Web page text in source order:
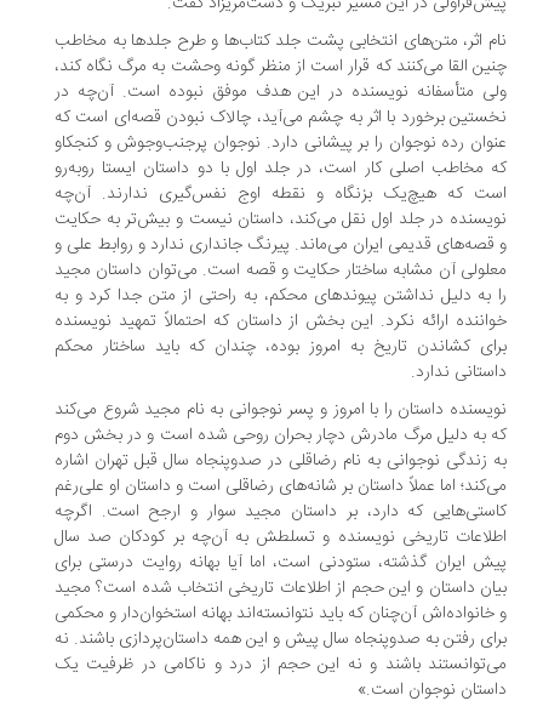
اثر، متن‌های انتخابی پشت جلد کتاب‌ها و طرح جلدها به مخاطب
القا می‌کنند که قرار است از منظر گونه وحشت به مرگ نگاه کند،
متأسفانه نویسنده در این هدف موفق نبوده است. آن‌چه در
برخورد با اثر به چشم می‌آید، چالاک نبودن قصه‌ای است که
رده نوجوان را بر پیشانی دارد. نوجوان پرجنب‌وجوش و کنجکاو
مخاطب اصلی کار است، در جلد اول با دو داستان ایستا روبه‌رو
که هیچ‌یک بزنگاه و نقطه اوج نفس‌گیری ندارند. آن‌چه
در جلد اول نقل می‌کند، داستان نیست و بیش‌تر به حکایت
قدیمی ایران می‌ماند. پیرنگ جانداری ندارد و روابط علی و
آن مشابه ساختار حکایت و قصه است. می‌توان داستان مجید
به دلیل نداشتن پیوندهای محکم، به راحتی از متن جدا کرد و به
ارائه نکرد. این بخش از داستان که احتمالاً تمهید نویسنده
کشاندن تاریخ به امروز بوده، چندان که باید ساختار محکم
ندارد.
داستان را با امروز و پسر نوجوانی به نام مجید شروع می‌کند
به دلیل مرگ مادرش دچار بحران روحی شده است و در بخش دوم
زندگی نوجوانی به نام رضاقلی در صدوپنجاه سال قبل تهران اشاره
اما عملاً داستان بر شانه‌های رضاقلی است و داستان او علی‌رغم
که دارد، بر داستان مجید سوار و ارجح است. اگرچه
تاریخی نویسنده و تسلطش به آن‌چه بر کودکان صد سال
ایران گذشته، ستودنی است، اما آیا بهانه روایت درستی برای
داستان و این حجم از اطلاعات تاریخی انتخاب شده است؟ مجید
آن‌چنان که باید نتوانسته‌اند بهانه استخوان‌دار و محکمی
رفتن به صدوپنجاه سال پیش و این همه داستان‌پردازی باشند. نه
باشند و نه این حجم از درد و ناکامی در ظرفیت یک
نوجوان است.»